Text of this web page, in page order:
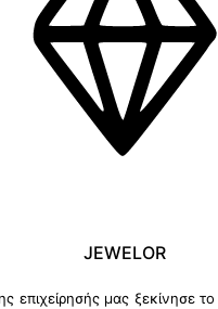
JEWELOR
επιχείρησής μας ξεκίνησε